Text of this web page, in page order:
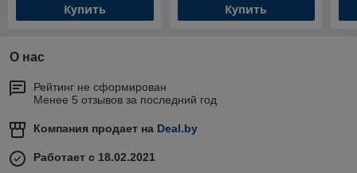
Купить Купить
О нас
Рейтинг не сформирован
Менее 5 отзывов за последний год
Компания продает на Deal.by
Работает с 18.02.2021